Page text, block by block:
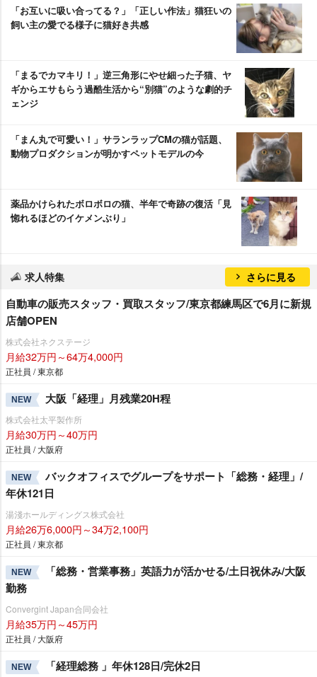
「お互いに吸い合ってる？」「正しい作法」猫狂いの
飼い主の愛でる様子に猫好き共感
「まるでカマキリ！」逆三角形にやせ細った子猫、ヤ
ギからエサもらう過酷生活から“別猫”のような劇的チ
ェンジ
「まん丸で可愛い！」サランラップCMの猫が話題、
動物プロダクションが明かすペットモデルの今
薬品かけられたボロボロの猫、半年で奇跡の復活「見
惚れるほどのイケメンぶり」
求人特集 さらに見る
自動車の販売スタッフ・買取スタッフ/東京都練馬区で6月に新規
店舗OPEN
株式会社ネクステージ
月給32万円～64万4,000円
正社員 / 東京都
NEW 大阪「経理」月残業20H程
株式会社太平製作所
月給30万円～40万円
正社員 / 大阪府
NEW
バックオフィスでグループをサポート「総務・経理」/
年休121日
湯淺ホールディングス株式会社
月給26万6,000円～34万2,100円
正社員 / 東京都
NEW
「総務・営業事務」英語力が活かせる/土日祝休み/大阪
勤務
Convergint Japan合同会社
月給35万円～45万円
正社員 / 大阪府
NEW 「経理総務 」年休128日/完休2日